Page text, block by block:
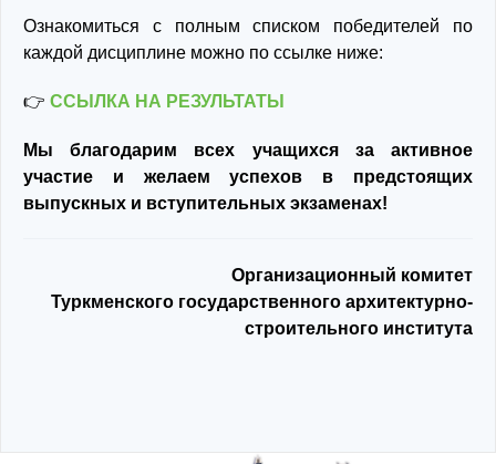
Ознакомиться с полным списком победителей по
каждой дисциплине можно по ссылке ниже:
👉 ССЫЛКА НА РЕЗУЛЬТАТЫ
Мы благодарим всех учащихся за активное
участие и желаем успехов в предстоящих
выпускных и вступительных экзаменах!
Организационный комитет
Туркменского государственного архитектурно-
строительного института